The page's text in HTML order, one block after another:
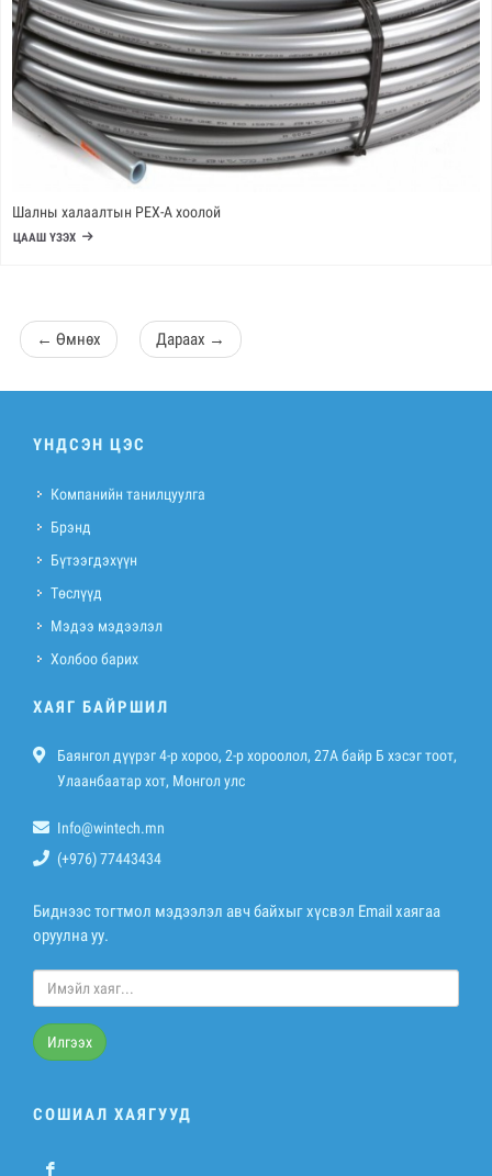
Шалны халаалтын PEX-A хоолой
ЦААШ ҮЗЭХ
← Өмнөх Дараах →
ҮНДСЭН ЦЭС
Компанийн танилцуулга
Брэнд
Бүтээгдэхүүн
Төслүүд
Мэдээ мэдээлэл
Холбоо барих
ХАЯГ БАЙРШИЛ
Баянгол дүүрэг 4-р хороо, 2-р хороолол, 27A байр Б хэсэг тоот,
Улаанбаатар хот, Монгол улс
Info@wintech.mn
(+976) 77443434
Биднээс тогтмол мэдээлэл авч байхыг хүсвэл Email хаягаа
оруулна уу.
Илгээх
СОШИАЛ ХАЯГУУД